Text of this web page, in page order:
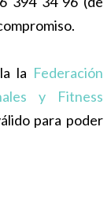
la Federación
y Fitness
para poder